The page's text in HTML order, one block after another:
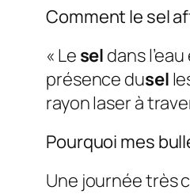
Comment le sel
« Le sel dans
présence dusel
rayon laser à
Pourquoi mes
Une journée très